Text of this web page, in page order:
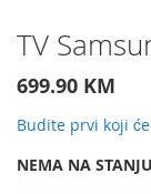
Preskočite
na
početak
galerije
slika
TV
699.90 KM
Budite prvi koji
NEMA NA STANJU